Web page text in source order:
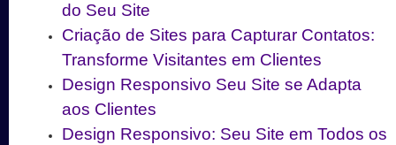
do Seu Site
Criação de Sites para Capturar Contatos:
Transforme Visitantes em Clientes
Design Responsivo Seu Site se Adapta
aos Clientes
Design Responsivo: Seu Site em Todos os